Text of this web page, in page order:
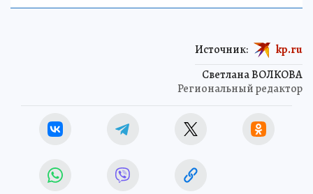
Светлана ВОЛКОВА
Региональный редактор
Источник: kp.ru